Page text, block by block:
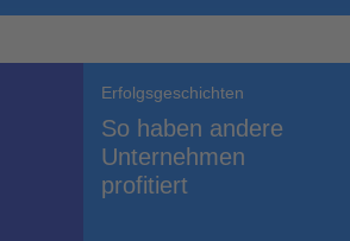
Erfolgsgeschichten
So haben andere
Unternehmen
profitiert